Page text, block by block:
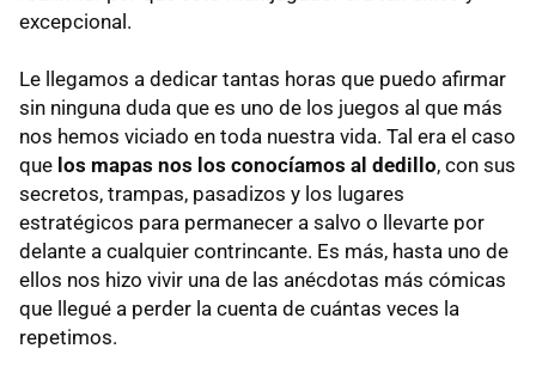
excepcional.
Le llegamos a dedicar tantas horas que puedo afirmar
sin ninguna duda que es uno de los juegos al que más
nos hemos viciado en toda nuestra vida. Tal era el caso
que los mapas nos los conocíamos al dedillo, con sus
secretos, trampas, pasadizos y los lugares
estratégicos para permanecer a salvo o llevarte por
delante a cualquier contrincante. Es más, hasta uno de
ellos nos hizo vivir una de las anécdotas más cómicas
que llegué a perder la cuenta de cuántas veces la
repetimos.